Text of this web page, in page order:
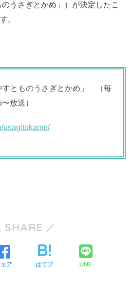
うさぎとかめ」）が決定したこ
。
すとものうさぎとかめ」 （毎
放送）
usagitokame/
SHARE
ア はてブ LINE